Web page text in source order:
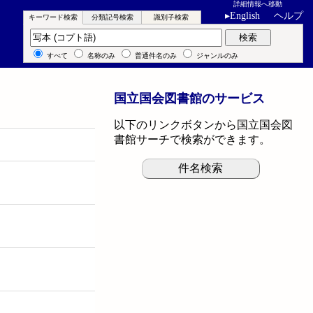
詳細情報へ移動
▸English ヘルプ
キーワード検索 分類記号検索 識別子検索
キーワード検索 検索
すべて 名称のみ 普通件名のみ ジャンルのみ
国立国会図書館のサービス
以下のリンクボタンから国立国会図
書館サーチで検索ができます。
件名検索